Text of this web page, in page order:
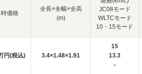
時価格
全長×全幅×全高
(m)
JC08モード
WLTCモード
10・15モード
円(税込) 3.4×1.48×1.91
15
13.3
-